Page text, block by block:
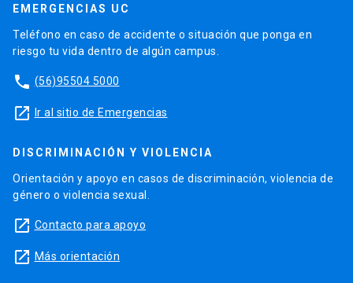
EMERGENCIAS UC
Teléfono en caso de accidente o situación que ponga en
riesgo tu vida dentro de algún campus.
phone (56)95504 5000
launch Ir al sitio de Emergencias
DISCRIMINACIÓN Y VIOLENCIA
Orientación y apoyo en casos de discriminación, violencia de
género o violencia sexual.
launch Contacto para apoyo
launch Más orientación